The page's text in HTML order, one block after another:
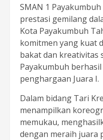
SMAN 1
prestasi gemilang
Kota Payakumbuh
komitmen yang kuat
bakat dan kreativitas
Payakumbuh
penghargaan Juara I.
Dalam bidang Tari
menampilkan
memukau,
dengan meraih juara